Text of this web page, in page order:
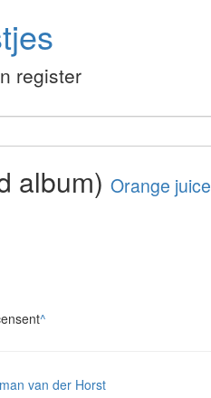
register
album) Orange juice
^
van der Horst